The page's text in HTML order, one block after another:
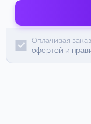
Оплачивая
офертой и